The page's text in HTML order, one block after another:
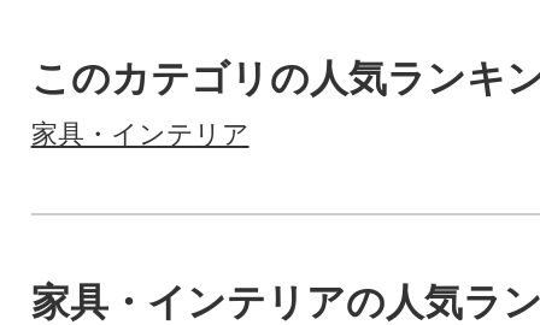
このカテゴリの人気ランキ
家具・インテリア
家具・インテリアの人気ラ